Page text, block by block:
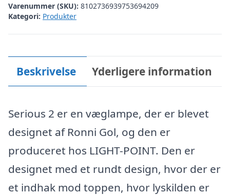
Varenummer (SKU): 8102736939753694209
Kategori: Produkter
Beskrivelse Yderligere information
Serious 2 er en væglampe, der er blevet
designet af Ronni Gol, og den er
produceret hos LIGHT-POINT. Den er
designet med et rundt design, hvor der er
et indhak mod toppen, hvor lyskilden er